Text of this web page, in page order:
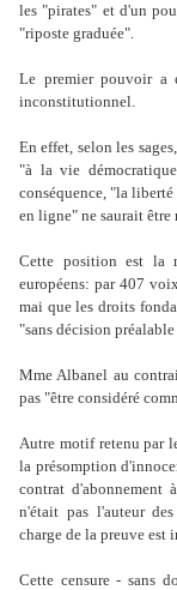
les "pirates" et d'un
"riposte graduée".
Le premier pouvoir a
inconstitutionnel.
En effet, selon les
"à la vie
conséquence, "la
en ligne" ne saurait être
Cette position est la
européens: par 407
mai que les droits
"sans décision
Mme Albanel au
pas "être considéré
Autre motif retenu par
la présomption
contrat
n'était pas l'auteur
charge de la preuve
Cette censure - sans